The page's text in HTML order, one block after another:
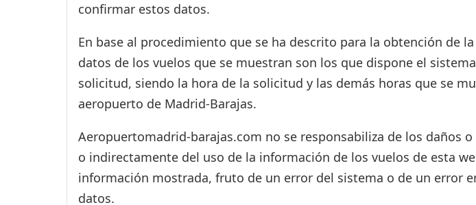
confirmar estos datos.
En base al procedimiento que se ha descrito para la obtención de
datos de los vuelos que se muestran son los que dispone el
solicitud, siendo la hora de la solicitud y las demás horas que se
aeropuerto de Madrid-Barajas.
Aeropuertomadrid-barajas.com no se responsabiliza de los daños
o indirectamente del uso de la información de los vuelos de esta
información mostrada, fruto de un error del sistema o de un error
datos.